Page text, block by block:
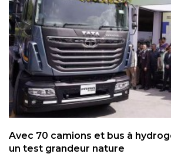
Avec 70 camions et bus à
un test grandeur nature